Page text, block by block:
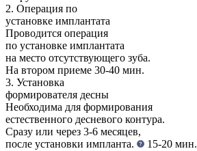
2. Операция по
установке имплантата
Проводится операция
по установке имплантата
на место отсутствующего зуба.
На втором приеме 30-40 мин.
3. Установка
формирователя десны
Необходима для формирования
естественного десневого контура.
Сразу или через 3-6 месяцев,
после установки импланта.
15-20 мин.